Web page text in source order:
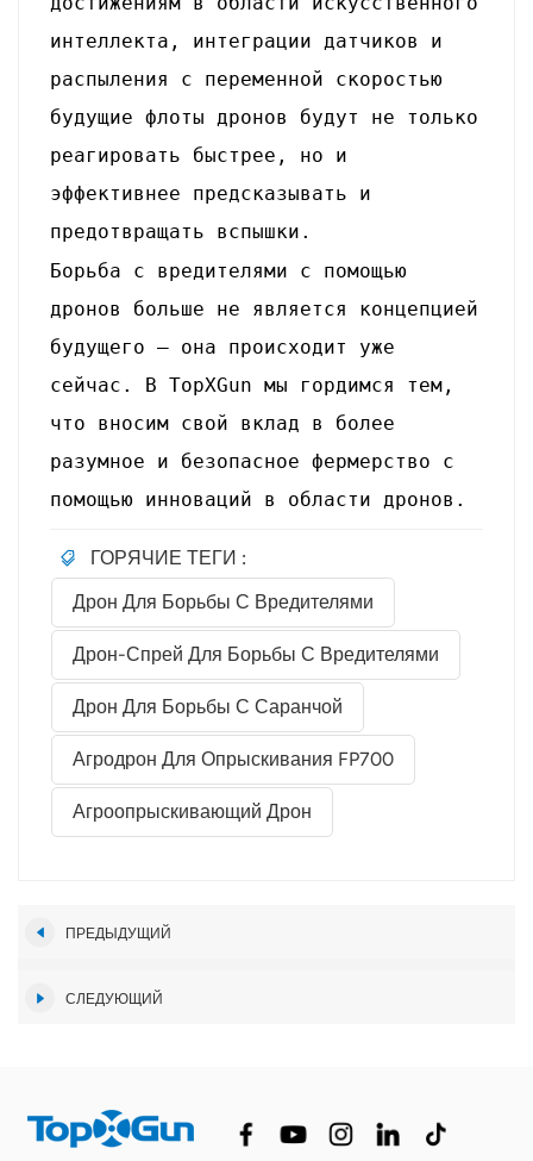
интеллекта, интеграции датчиков и
распыления с переменной скоростью
будущие флоты дронов будут не только
реагировать быстрее, но и
эффективнее предсказывать и
предотвращать вспышки.
Борьба с вредителями с помощью
дронов больше не является концепцией
будущего — она происходит уже
сейчас. В TopXGun мы гордимся тем,
что вносим свой вклад в более
разумное и безопасное фермерство с
помощью инноваций в области дронов.
ГОРЯЧИЕ ТЕГИ :
Дрон Для Борьбы С Вредителями
Дрон-Спрей Для Борьбы С Вредителями
Дрон Для Борьбы С Саранчой
Агродрон Для Опрыскивания FP700
Агроопрыскивающий Дрон
ПРЕДЫДУЩИЙ
СЛЕДУЮЩИЙ